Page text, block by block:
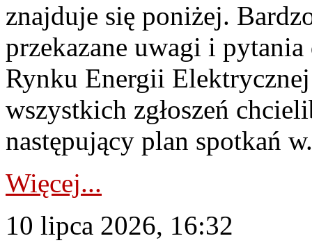
znajduje się poniżej.
przekazane uwagi i
Rynku Energii
wszystkich zgłoszeń
następujący plan spotkań
Więcej...
10 lipca 2026, 16:32